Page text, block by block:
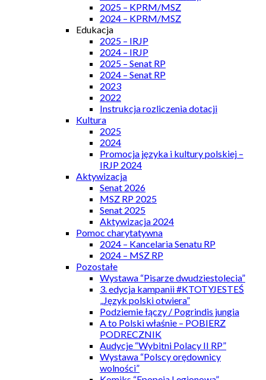
2025 – KPRM/MSZ
2024 – KPRM/MSZ
Edukacja
2025 – IRJP
2024 – IRJP
2025 – Senat RP
2024 – Senat RP
2023
2022
Instrukcja rozliczenia dotacji
Kultura
2025
2024
Promocja języka i kultury polskiej –
IRJP 2024
Aktywizacja
Senat 2026
MSZ RP 2025
Senat 2025
Aktywizacja 2024
Pomoc charytatywna
2024 – Kancelaria Senatu RP
2024 – MSZ RP
Pozostałe
Wystawa “Pisarze dwudziestolecia”
3. edycja kampanii #KTOTYJESTEŚ
„Język polski otwiera”
Podziemie łączy / Pogrindis jungia
A to Polski właśnie – POBIERZ
PODRECZNIK
Audycje “Wybitni Polacy II RP”
Wystawa “Polscy orędownicy
wolności”